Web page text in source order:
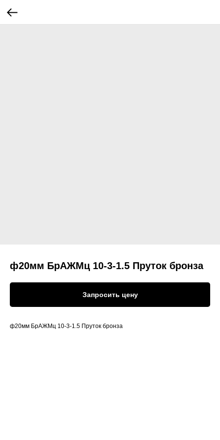
ф20мм БрАЖМц 10-3-1.5 Пруток бронза
Запросить цену
ф20мм БрАЖМц 10-3-1.5 Пруток бронза